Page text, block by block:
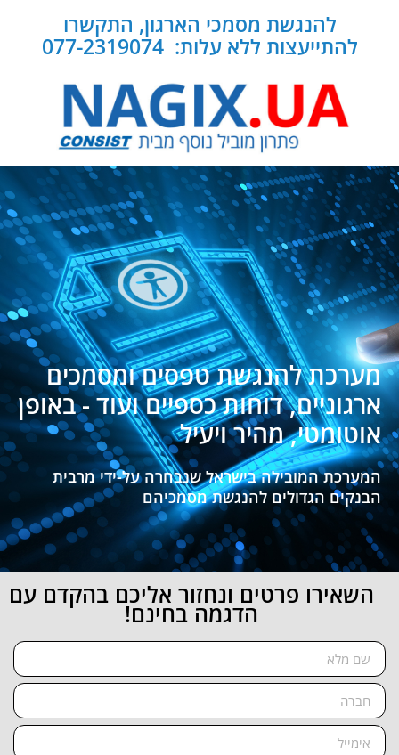
להנגשת מסמכי הארגון, התקשרו
להתייעצות ללא עלות: 077-2319074
מערכת להנגשת טפסים ומסמכים
ארגוניים, דוחות כספיים ועוד - באופן
אוטומטי, מהיר ויעיל
המערכת המובילה בישראל שנבחרה על-ידי מרבית
הבנקים הגדולים להנגשת מסמכיהם
השאירו פרטים ונחזור אליכם בהקדם עם
הדגמה בחינם!